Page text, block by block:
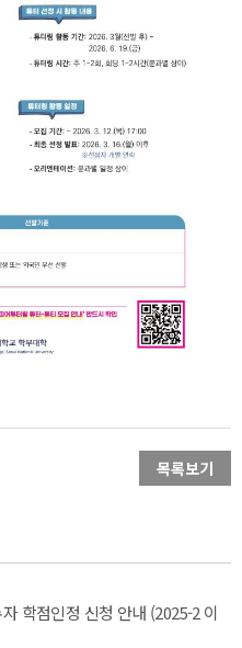
목록보기
학점인정 신청 안내 (2025-2 이